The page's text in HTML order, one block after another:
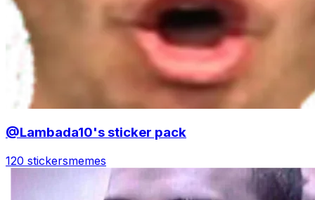
@Lambada10's sticker pack
120 stickersmemes